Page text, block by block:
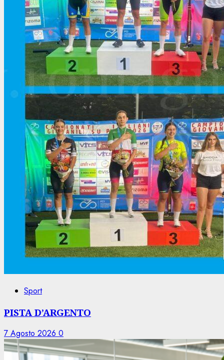
Sport
PISTA D’ARGENTO
7 Agosto 2026 0